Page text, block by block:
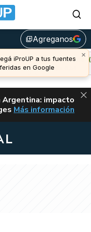
library_addAgreganos
×
iProUP a tus fuentes
en Google
Avalanche
u$s 6,54
impacto
CLARITY ACT EN
Más información